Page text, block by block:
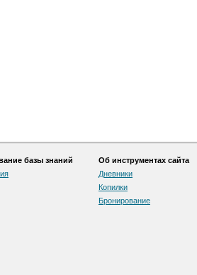
базы знаний
Об инструментах сайта
Дневники
Копилки
Бронирование